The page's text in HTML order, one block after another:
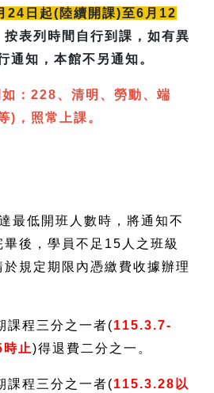
24日起(陸續開課)至6月12
按表列時間自行到課，如有異
通知，本館不另通知。
：228、清明、勞動、端
)，照常上課。
最低開班人數時，將通知不
畢後，學員不足15人之班級
規定期限內憑繳費收據辦理
課程三分之一者(115.3.7-
止)得退費二分之一。
課程三分之一者(115.3.28 以